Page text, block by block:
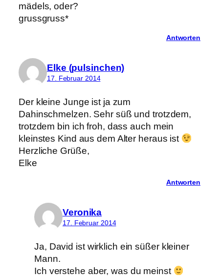
mädels, oder?
grussgruss*
Antworten
Elke (pulsinchen)
17. Februar 2014
Der kleine Junge ist ja zum
Dahinschmelzen. Sehr süß und trotzdem,
trotzdem bin ich froh, dass auch mein
kleinstes Kind aus dem Alter heraus ist
Herzliche Grüße,
Elke
Antworten
Veronika
17. Februar 2014
Ja, David ist wirklich ein süßer kleiner
Mann.
Ich verstehe aber, was du meinst